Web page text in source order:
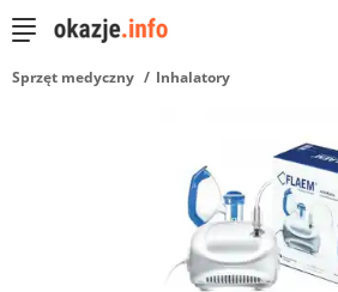
Sprzęt medyczny Inhalatory